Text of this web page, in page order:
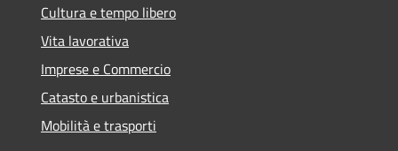
Cultura e tempo libero
Vita lavorativa
Imprese e Commercio
Catasto e urbanistica
Mobilità e trasporti